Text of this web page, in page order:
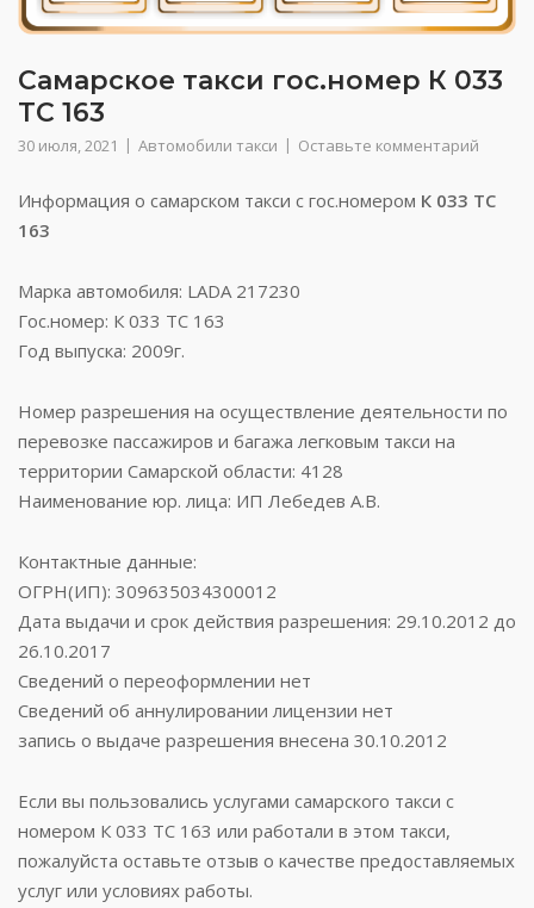
Самарское такси гос.номер К 033
ТС 163
30 июля, 2021 Автомобили такси Оставьте комментарий
Информация о самарском такси с гос.номером К 033 ТС
163
Марка автомобиля: LADA 217230
Гос.номер: К 033 ТС 163
Год выпуска: 2009г.
Номер разрешения на осуществление деятельности по
перевозке пассажиров и багажа легковым такси на
территории Самарской области: 4128
Наименование юр. лица: ИП Лебедев А.В.
Контактные данные:
ОГРН(ИП): 309635034300012
Дата выдачи и срок действия разрешения: 29.10.2012 до
26.10.2017
Сведений о переоформлении нет
Сведений об аннулировании лицензии нет
запись о выдаче разрешения внесена 30.10.2012
Если вы пользовались услугами самарского такси с
номером К 033 ТС 163 или работали в этом такси,
пожалуйста оставьте отзыв о качестве предоставляемых
услуг или условиях работы.